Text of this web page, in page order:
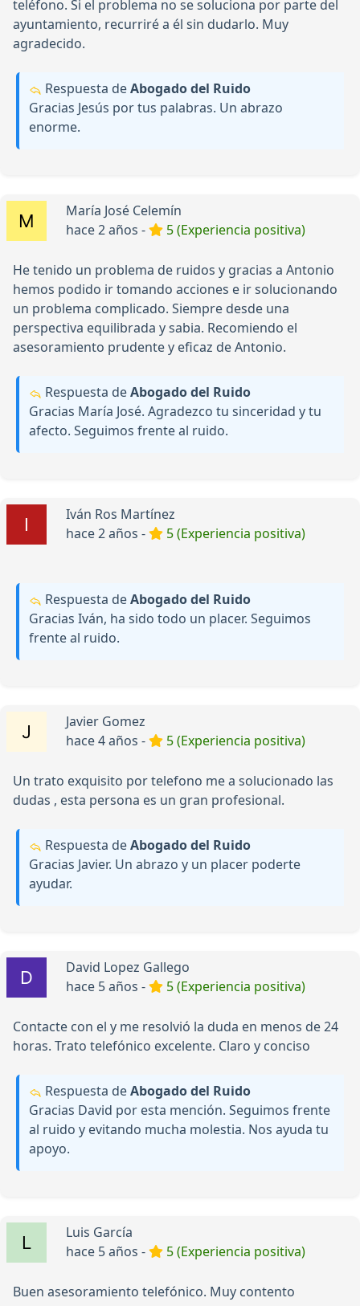
teléfono. Si el problema no se soluciona por parte del
ayuntamiento, recurriré a él sin dudarlo. Muy
agradecido.
Respuesta deAbogado del Ruido
Gracias Jesús por tus palabras. Un abrazo
enorme.
María José Celemín
hace 2 años -
5 (Experiencia positiva)
He tenido un problema de ruidos y gracias a Antonio
hemos podido ir tomando acciones e ir solucionando
un problema complicado. Siempre desde una
perspectiva equilibrada y sabia. Recomiendo el
asesoramiento prudente y eficaz de Antonio.
Respuesta deAbogado del Ruido
Gracias María José. Agradezco tu sinceridad y tu
afecto. Seguimos frente al ruido.
Iván Ros Martínez
hace 2 años -
5 (Experiencia positiva)
Respuesta deAbogado del Ruido
Gracias Iván, ha sido todo un placer. Seguimos
frente al ruido.
Javier Gomez
hace 4 años -
5 (Experiencia positiva)
Un trato exquisito por telefono me a solucionado las
dudas , esta persona es un gran profesional.
Respuesta deAbogado del Ruido
Gracias Javier. Un abrazo y un placer poderte
ayudar.
David Lopez Gallego
hace 5 años -
5 (Experiencia positiva)
Contacte con el y me resolvió la duda en menos de 24
horas. Trato telefónico excelente. Claro y conciso
Respuesta deAbogado del Ruido
Gracias David por esta mención. Seguimos frente
al ruido y evitando mucha molestia. Nos ayuda tu
apoyo.
Luis García
hace 5 años -
5 (Experiencia positiva)
Buen asesoramiento telefónico. Muy contento